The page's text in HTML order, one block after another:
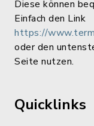
Diese können
Einfach den Link
https://
oder den
Seite nutzen.
Quicklinks